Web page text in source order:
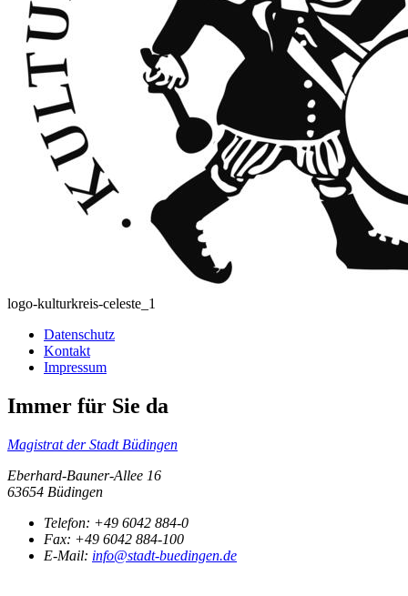
logo-kulturkreis-celeste_1
Datenschutz
Kontakt
Impressum
Immer für Sie da
Magistrat der Stadt Büdingen
Eberhard-Bauner-Allee 16
63654 Büdingen
Telefon: +49 6042 884-0
Fax: +49 6042 884-100
E-Mail: info@stadt-buedingen.de